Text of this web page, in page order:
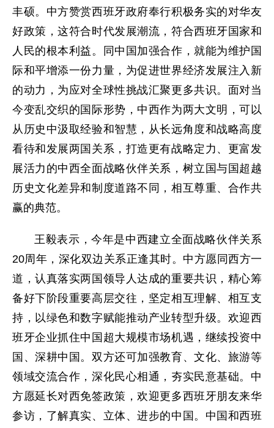
丰硕。中方赞赏西班牙政府奉行积极务实的对华友
好政策，这符合时代发展潮流，符合西班牙国家和
人民的根本利益。同中国加强合作，就能为维护国
际和平增添一份力量，为促进世界经济发展注入新
的动力，为应对全球性挑战汇聚更多共识。面对当
今变乱交织的国际形势，中西作为两大文明，可以
从历史中汲取经验和智慧，从长远角度和战略高度
看待和发展两国关系，打造更有战略定力、更富发
展活力的中西全面战略伙伴关系，树立国与国超越
历史文化差异和制度道路不同，相互尊重、合作共
赢的典范。
王毅表示，今年是中西建立全面战略伙伴关系
20周年，深化双边关系正逢其时。中方愿同西方一
道，认真落实两国领导人达成的重要共识，精心筹
备好下阶段重要高层交往，坚定相互理解、相互支
持，以绿色和数字赋能推动产业转型升级。欢迎西
班牙企业抓住中国超大规模市场机遇，继续投资中
国、深耕中国。双方还可加强教育、文化、旅游等
领域交流合作，深化民心相通，夯实民意基础。中
方愿延长对西免签政策，欢迎更多西班牙朋友来华
参访，了解真实、立体、进步的中国。中国和西班